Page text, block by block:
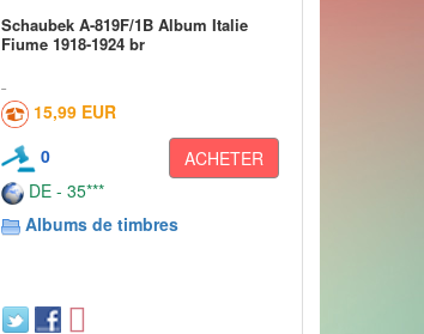
Schaubek A-819F/1B Album Italie
Fiume 1918-1924 br
15,99 EUR
0
ACHETER
DE - 35***
Albums de timbres